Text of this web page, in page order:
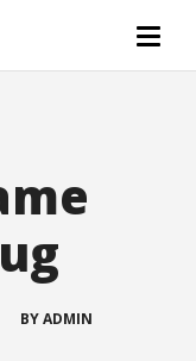
BYADMIN